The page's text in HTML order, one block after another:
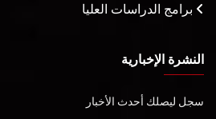
برامج الدراسات العليا
النشرة الإخبارية
سجل ليصلك أحدث الأخبار